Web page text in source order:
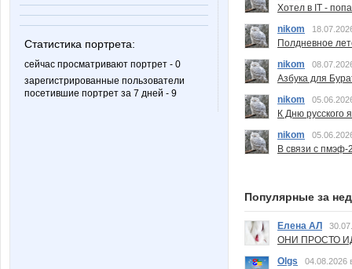
Статистика портрета:
сейчас просматривают портрет - 0
зарегистрированные пользователи
посетившие портрет за 7 дней - 9
Хотел в IT -
nikom
Полдневное
nikom
Азбука для
nikom
К Дню русского
nikom
В связи с пмэф-
Популярные за
Елена АЛ
ОНИ ПРОСТО
Olgs
04.08.2026